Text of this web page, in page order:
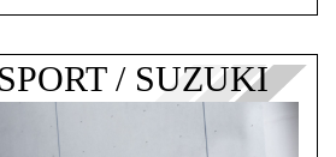
/ SUZUKI